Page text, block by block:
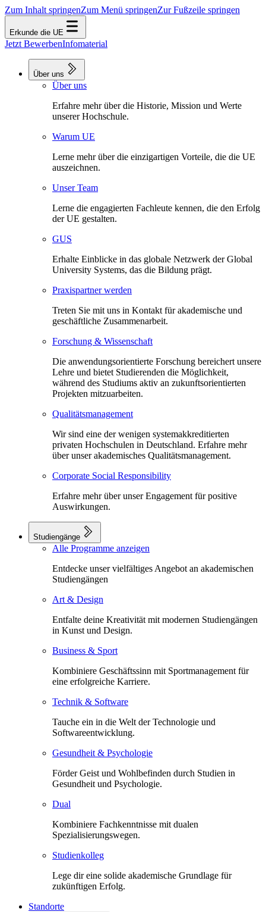
Zum Inhalt springenZum Menü springenZur Fußzeile springen
Erkunde die UE
Jetzt BewerbenInfomaterial
Über uns
Über uns
Erfahre mehr über die Historie, Mission und Werte
unserer Hochschule.
Warum UE
Lerne mehr über die einzigartigen Vorteile, die die UE
auszeichnen.
Unser Team
Lerne die engagierten Fachleute kennen, die den Erfolg
der UE gestalten.
GUS
Erhalte Einblicke in das globale Netzwerk der Global
University Systems, das die Bildung prägt.
Praxispartner werden
Treten Sie mit uns in Kontakt für akademische und
geschäftliche Zusammenarbeit.
Forschung & Wissenschaft
Die anwendungsorientierte Forschung bereichert unsere
Lehre und bietet Studierenden die Möglichkeit,
während des Studiums aktiv an zukunftsorientierten
Projekten mitzuarbeiten.
Qualitätsmanagement
Wir sind eine der wenigen systemakkreditierten
privaten Hochschulen in Deutschland. Erfahre mehr
über unser akademisches Qualitätsmanagement.
Corporate Social Responsibility
Erfahre mehr über unser Engagement für positive
Auswirkungen.
Studiengänge
Alle Programme anzeigen
Entdecke unser vielfältiges Angebot an akademischen
Studiengängen
Art & Design
Entfalte deine Kreativität mit modernen Studiengängen
in Kunst und Design.
Business & Sport
Kombiniere Geschäftssinn mit Sportmanagement für
eine erfolgreiche Karriere.
Technik & Software
Tauche ein in die Welt der Technologie und
Softwareentwicklung.
Gesundheit & Psychologie
Förder Geist und Wohlbefinden durch Studien in
Gesundheit und Psychologie.
Dual
Kombiniere Fachkenntnisse mit dualen
Spezialisierungswegen.
Studienkolleg
Lege dir eine solide akademische Grundlage für
zukünftigen Erfolg.
Standorte